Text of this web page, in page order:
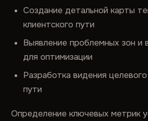
Создание детальной карты
клиентского пути
Выявление проблемных зон и
для оптимизации
Разработка видения
пути
Определение ключевых метрик